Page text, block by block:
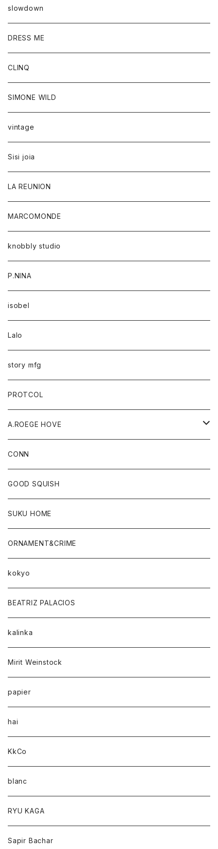
slowdown
DRESS ME
CLINQ
SIMONE WILD
vintage
Sisi joia
LA REUNION
MARCOMONDE
knobbly studio
P.NINA
isobel
Lalo
story mfg
PROTCOL
A.ROEGE HOVE
CONN
CONN
GOOD SQUISH
SUKU HOME
ORNAMENT&CRIME
kokyo
BEATRIZ PALACIOS
kalinka
Mirit Weinstock
papier
hai
KkCo
blanc
RYU KAGA
Sapir Bachar